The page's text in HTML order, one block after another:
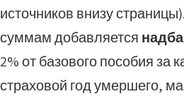
источников внизу
суммам добавляется
2% от базового пособия за
страховой год умершего,